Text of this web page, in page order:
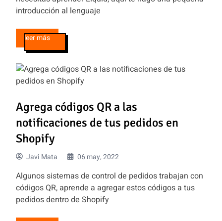
introducción al lenguaje
leer más
Agrega códigos QR a las
notificaciones de tus pedidos en
Shopify
Javi Mata 06 may, 2022
Algunos sistemas de control de pedidos trabajan con
códigos QR, aprende a agregar estos códigos a tus
pedidos dentro de Shopify